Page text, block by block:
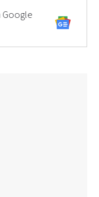
Google